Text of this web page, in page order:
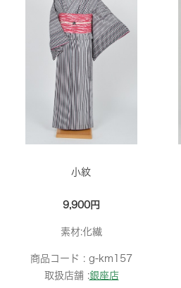
小紋
9,900円
素材:化繊
商品コード : g-km157
取扱店舗 :銀座店